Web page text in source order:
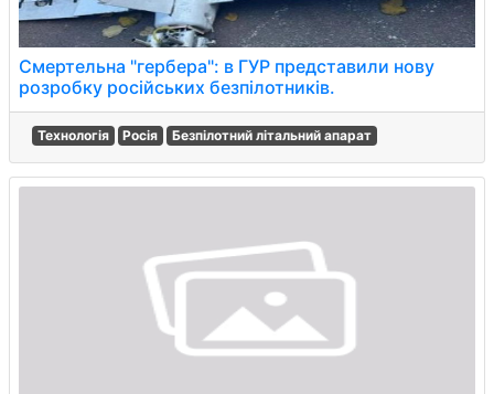
Смертельна "гербера": в ГУР представили нову
розробку російських безпілотників.
Технологія Росія Безпілотний літальний апарат